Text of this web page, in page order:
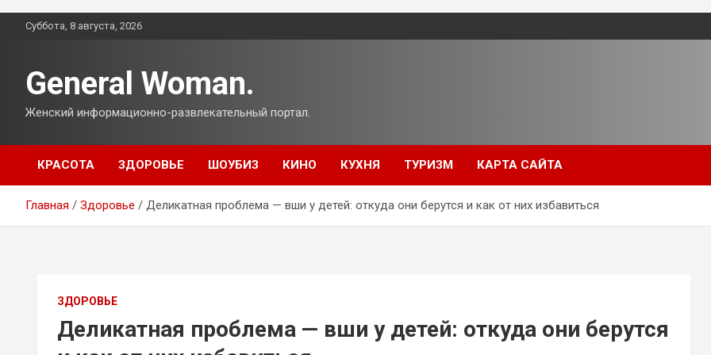
ПерейтиСуббота, 8 августа, 2026
General Woman.
Женский информационно-развлекательный портал.
КРАСОТА ЗДОРОВЬЕ ШОУБИЗ КИНО КУХНЯ ТУРИЗМ КАРТА САЙТА
Главная Здоровье Деликатная проблема — вши у детей: откуда они берутся и как от них избавиться
ЗДОРОВЬЕ
Деликатная проблема — вши у детей: откуда они берутся